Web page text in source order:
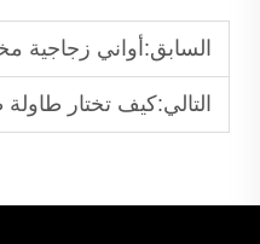
السابق:أواني زجاجية مخصصة من
التالي:كيف تختار طاولة طعام